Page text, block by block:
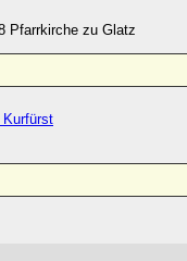
Pfarrkirche zu Glatz
Kurfürst